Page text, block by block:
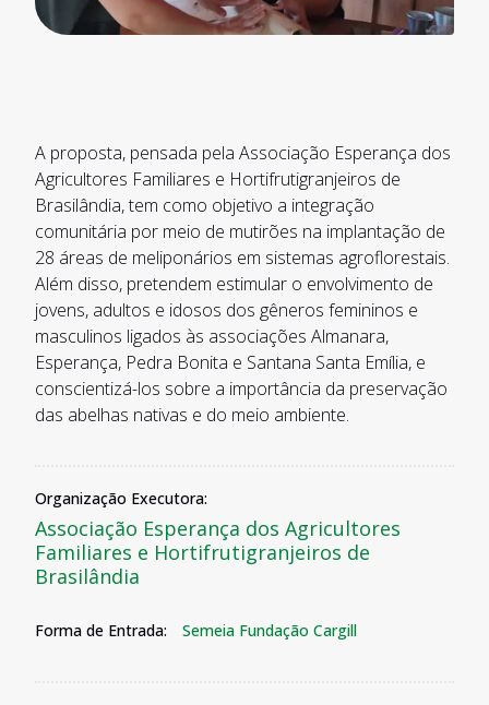
A proposta, pensada pela Associação Esperança dos
Agricultores Familiares e Hortifrutigranjeiros de
Brasilândia, tem como objetivo a integração
comunitária por meio de mutirões na implantação de
28 áreas de meliponários em sistemas agroflorestais.
Além disso, pretendem estimular o envolvimento de
jovens, adultos e idosos dos gêneros femininos e
masculinos ligados às associações Almanara,
Esperança, Pedra Bonita e Santana Santa Emília, e
conscientizá-los sobre a importância da preservação
das abelhas nativas e do meio ambiente.
Organização Executora:
Associação Esperança dos Agricultores
Familiares e Hortifrutigranjeiros de
Brasilândia
Forma de Entrada: Semeia Fundação Cargill